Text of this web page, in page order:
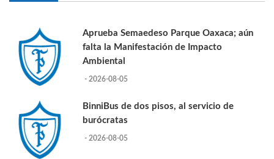
Aprueba Semaedeso Parque Oaxaca; aún
falta la Manifestación de Impacto
Ambiental
- 2026-08-05
BinniBus de dos pisos, al servicio de
burócratas
- 2026-08-05